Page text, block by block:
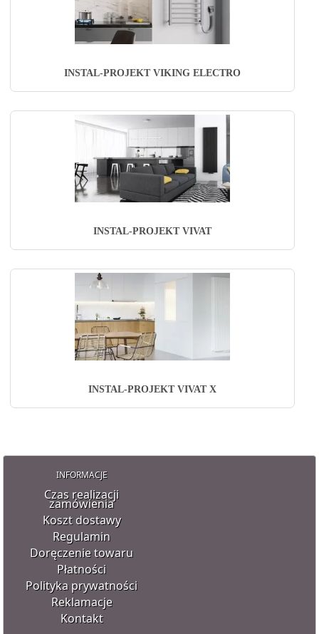
INSTAL-PROJEKT VIKING ELECTRO
INSTAL-PROJEKT VIVAT
INSTAL-PROJEKT VIVAT X
INFORMACJE
Czas realizacji
zamówienia
Koszt dostawy
Regulamin
Doręczenie towaru
Płatności
Polityka prywatności
Reklamacje
Kontakt